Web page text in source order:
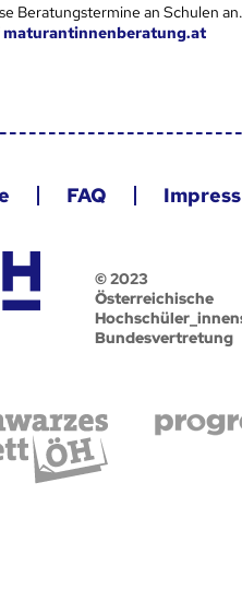
Beratungstermine an Schulen
maturantinnenberatung.at
FAQ
© 2023
Österreichische
Bundesvertretung